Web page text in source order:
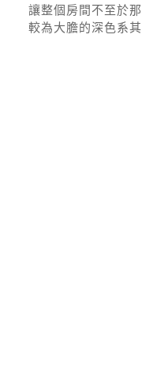
讓整個房間不至於
較為大膽的深色系